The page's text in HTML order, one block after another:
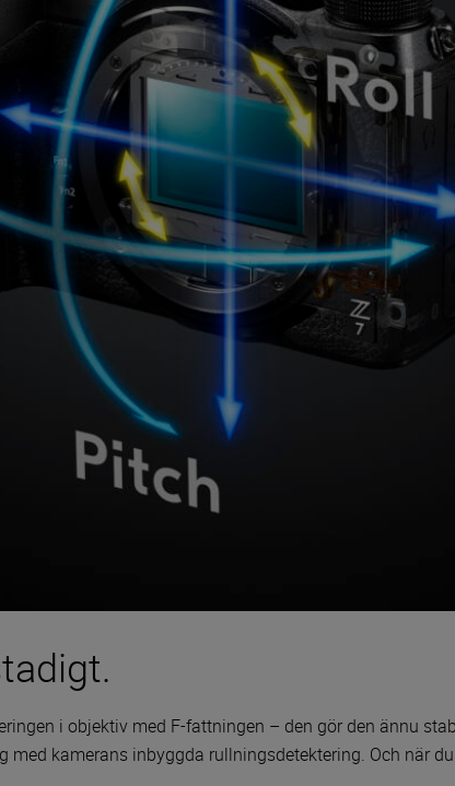
i objektiv med F-fattningen – den gör den ännu
med kamerans inbyggda rullningsdetektering. Och när